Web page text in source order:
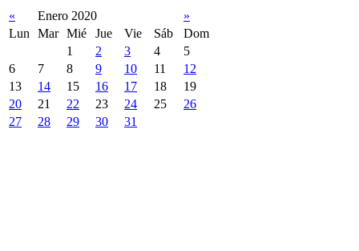
« Enero 2020
»
Lun
Mar Mié Jue Vie Sáb
Dom
1
2 3 4
5
6
7 8 9 10 11
12
13
14 15 16 17 18
19
20
21 22 23 24 25
26
27
28 29 30 31